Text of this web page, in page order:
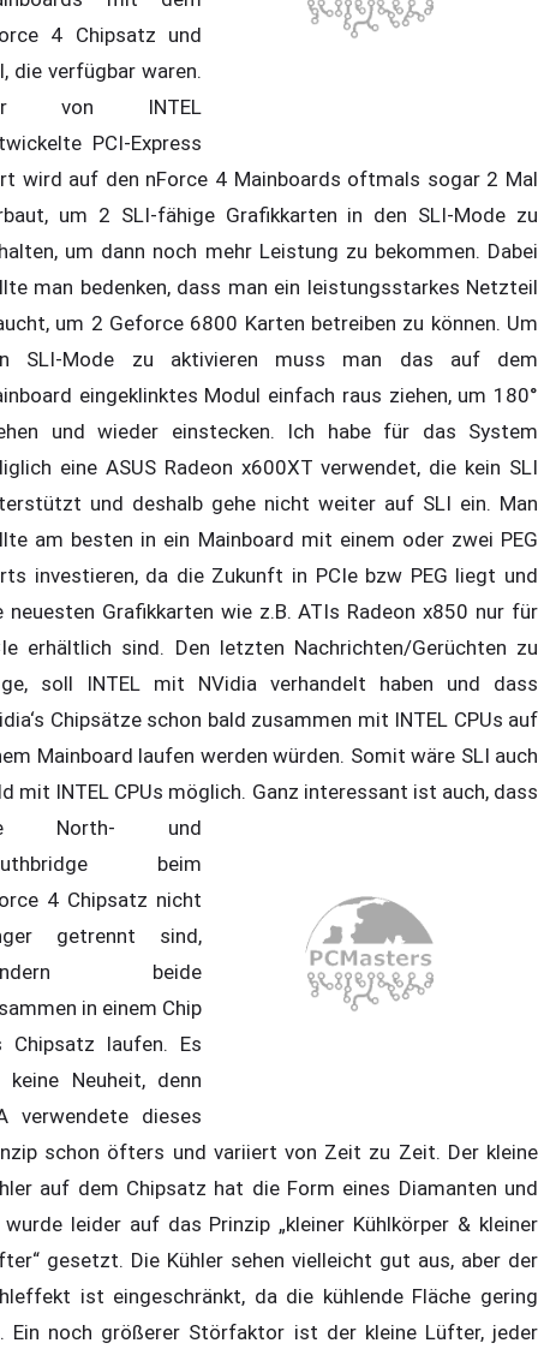
4 Chipsatz und
die verfügbar waren.
von INTEL
PCI-Express
wird auf den nForce 4 Mainboards oftmals sogar 2 Mal
um 2 SLI-fähige Grafikkarten in den SLI-Mode zu
um dann noch mehr Leistung zu bekommen. Dabei
man bedenken, dass man ein leistungsstarkes Netzteil
um 2 Geforce 6800 Karten betreiben zu können. Um
SLI-Mode zu aktivieren muss man das auf dem
eingeklinktes Modul einfach raus ziehen, um 180°
und wieder einstecken. Ich habe für das System
eine ASUS Radeon x600XT verwendet, die kein SLI
und deshalb gehe nicht weiter auf SLI ein. Man
am besten in ein Mainboard mit einem oder zwei PEG
investieren, da die Zukunft in PCIe bzw PEG liegt und
neuesten Grafikkarten wie z.B. ATIs Radeon x850 nur für
erhältlich sind. Den letzten Nachrichten/Gerüchten zu
soll INTEL mit NVidia verhandelt haben und dass
Chipsätze schon bald zusammen mit INTEL CPUs auf
Mainboard laufen werden würden. Somit wäre SLI auch
mit INTEL CPUs möglich. Ganz interessant ist auch, dass
North- und
beim
4 Chipsatz nicht
getrennt sind,
beide
in einem Chip
Chipsatz laufen. Es
Neuheit, denn
verwendete dieses
schon öfters und variiert von Zeit zu Zeit. Der kleine
auf dem Chipsatz hat die Form eines Diamanten und
leider auf das Prinzip „kleiner Kühlkörper & kleiner
gesetzt. Die Kühler sehen vielleicht gut aus, aber der
ist eingeschränkt, da die kühlende Fläche gering
Ein noch größerer Störfaktor ist der kleine Lüfter, jeder